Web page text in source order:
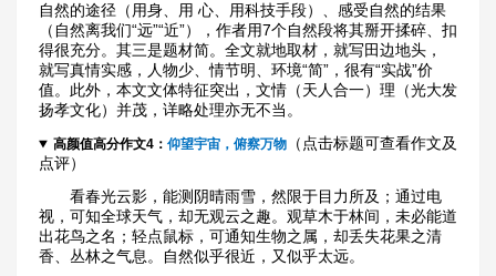
自然的途径（用身、用 心、用科技手段）、感受自然的结果
（自然离我们“远”“近”），作者用7个自然段将其掰开揉碎、扣
得很充分。其三是题材简。全文就地取材，就写田边地头，
就写真情实感，人物少、情节明、环境“简”，很有“实战”价
值。此外，本文文体特征突出，文情（天人合一）理（光大发
扬孝文化）并茂，详略处理亦无不当。
高颜值高分作文4： 仰望宇宙，俯察万物（点击标题可查看作文及
点评）
看春光云影，能测阴晴雨雪，然限于目力所及；通过电
视，可知全球天气，却无观云之趣。观草木于林间，未必能道
出花鸟之名；轻点鼠标，可通知生物之属，却丢失花果之清
香、丛林之气息。自然似乎很近，又似乎太远。